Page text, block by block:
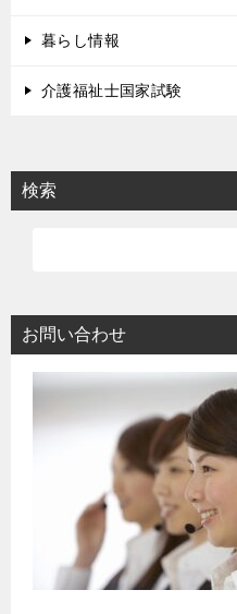
暮らし情報
介護福祉士国家試験
検索
お問い合わせ